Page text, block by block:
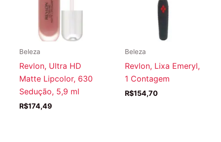
Beleza
Revlon, Ultra HD
Matte Lipcolor, 630
Sedução, 5,9 ml
R$174,49
Beleza
Revlon, Lixa Emeryl,
1 Contagem
R$154,70